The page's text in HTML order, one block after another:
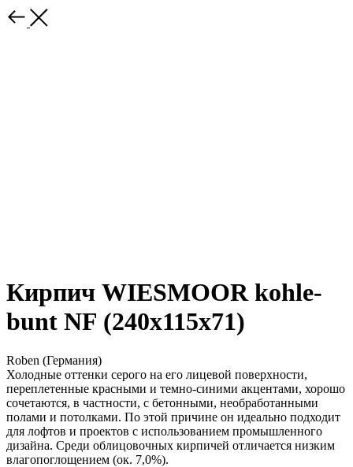
Кирпич WIESMOOR kohle-
bunt NF (240x115x71)
Roben (Германия)
Холодные оттенки серого на его лицевой поверхности,
переплетенные красными и темно-синими акцентами, хорошо
сочетаются, в частности, с бетонными, необработанными
полами и потолками. По этой причине он идеально подходит
для лофтов и проектов с использованием промышленного
дизайна. Среди облицовочных кирпичей отличается низким
влагопоглощением (ок. 7,0%).